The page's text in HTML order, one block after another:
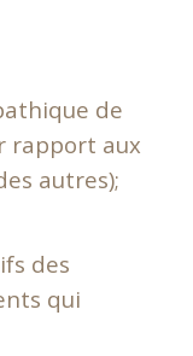
de
rapport aux
autres);
des
qui